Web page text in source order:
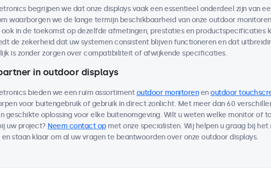
begrijpen we dat onze displays vaak een essentieel onderdeel zijn van
waarborgen we de lange termijn beschikbaarheid van onze outdoor
in de toekomst op dezelfde afmetingen, prestaties en productspecificaties
de zekerheid dat uw systemen consistent blijven functioneren en dat
is zonder zorgen over compatibiliteit of afwijkende specificaties.
in outdoor displays
bieden we een ruim assortimentoutdoor monitorenenoutdoor
voor buitengebruik of gebruik in direct zonlicht. Met meer dan 60
geschikte oplossing voor elke buitenomgeving. Wilt u weten welke monitor of
uw project? Neem contact opmet onze specialisten. Wij helpen u graag bij het
en staan klaar om al uw vragen te beantwoorden over onze outdoor displays.